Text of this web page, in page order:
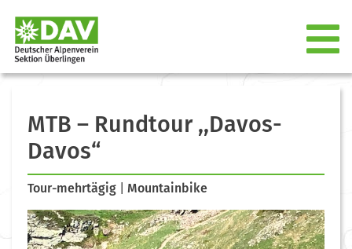
MTB – Rundtour ,,Davos-
Davos“
Tour-mehrtägig Mountainbike